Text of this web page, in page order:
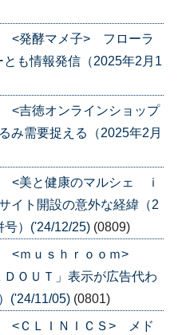
<発酵マメ子> フローラ
も情報発信（2025年2月1
<吉徳オンラインショップ
需要捉える（2025年2月
<美と健康のマルシェ ｉ
イト開設の意外な経緯（2
）('24/12/25) (0809)
<ｍｕｓｈｒｏｏｍ>
ＯＵＴ」表示が広告代わ
('24/11/05) (0801)
<ＣＬＩＮＩＣＳ> メド